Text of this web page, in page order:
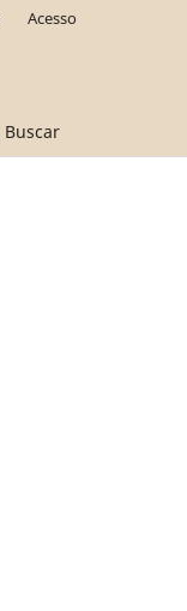
Buscar
Acesso